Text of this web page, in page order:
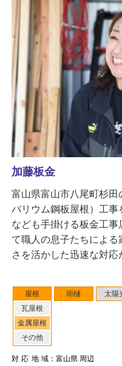
屋根
瓦屋根
金属屋根
その他
雨樋 太陽
対応地域：富山県 周辺
加藤板金
富山県富山市八尾町杉
バリウム鋼板屋根）工
なども手掛ける板金工
て職人の息子たちによる
さを活かした迅速な対応